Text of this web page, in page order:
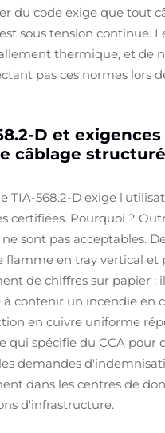
du code exige que tout
sous tension continue.
thermique, et de
pas ces normes lors
D et
câblage structuré
TIA-568.2-D exige
certifiées. Pourquoi ?
sont pas acceptables.
flamme en tray vertical
de chiffres sur papier :
à contenir un incendie en
en cuivre uniforme
qui spécifie du CCA pour
demandes
dans les centres de
d'infrastructure.